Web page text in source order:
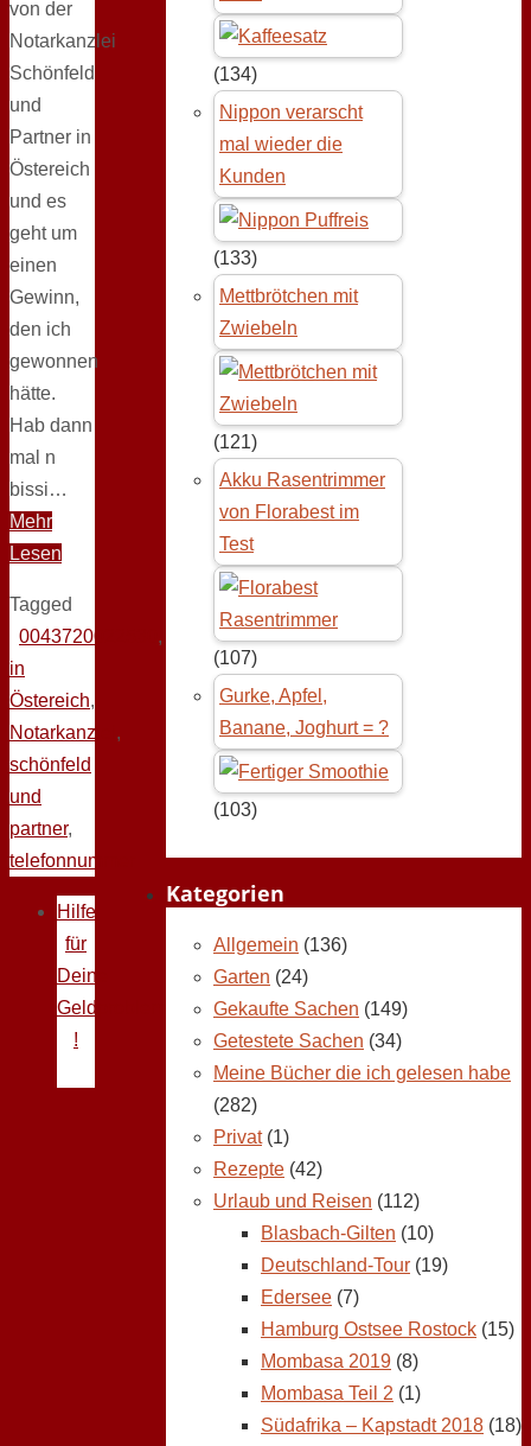
von der
Notarkanzlei
Schönfeld
und
Partner in
Östereich
und es
geht um
einen
Gewinn,
den ich
gewonnen
hätte.
Hab dann
mal n
bissi…
Mehr
Lesen
Tagged
0043720022530 ,
in
Östereich,
Notarkanzlei ,
schönfeld
und
partner,
telefonnummer
Hilfe
für
Deine
Geldprobleme
!
(134)
Nippon verarscht
mal wieder die
Kunden
(133)
Mettbrötchen mit
Zwiebeln
(121)
Akku Rasentrimmer
von Florabest im
Test
(107)
Gurke, Apfel,
Banane, Joghurt = ?
(103)
Kategorien
Allgemein (136)
Garten (24)
Gekaufte Sachen (149)
Getestete Sachen (34)
Meine Bücher die ich gelesen habe
(282)
Privat(1)
Rezepte (42)
Urlaub und Reisen (112)
Blasbach-Gilten (10)
Deutschland-Tour (19)
Edersee (7)
Hamburg Ostsee Rostock (15)
Mombasa 2019 (8)
Mombasa Teil 2 (1)
Südafrika – Kapstadt 2018 (18)